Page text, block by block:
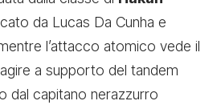
da Lucas Da Cunha e
l’attacco atomico vede il
a supporto del tandem
dal capitano nerazzurro